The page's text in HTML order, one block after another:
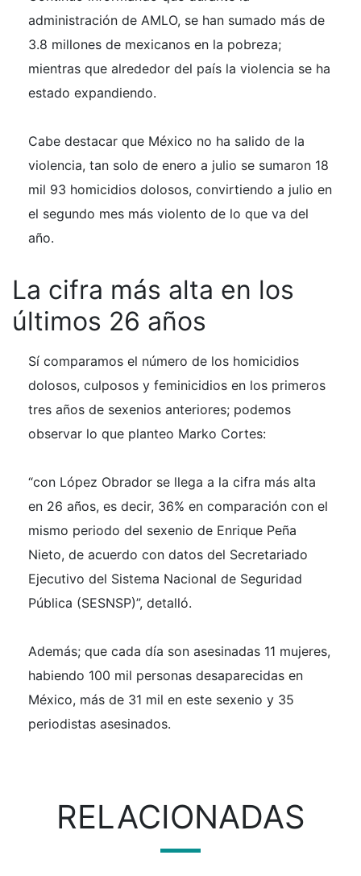
administración de AMLO, se han sumado más de
3.8 millones de mexicanos en la pobreza;
mientras que alrededor del país la violencia se ha
estado expandiendo.
Cabe destacar que México no ha salido de la
violencia, tan solo de enero a julio se sumaron 18
mil 93 homicidios dolosos, convirtiendo a julio en
el segundo mes más violento de lo que va del
año.
La cifra más alta en los
últimos 26 años
Sí comparamos el número de los homicidios
dolosos, culposos y feminicidios en los primeros
tres años de sexenios anteriores; podemos
observar lo que planteo Marko Cortes:
“con López Obrador se llega a la cifra más alta
en 26 años, es decir, 36% en comparación con el
mismo periodo del sexenio de Enrique Peña
Nieto, de acuerdo con datos del Secretariado
Ejecutivo del Sistema Nacional de Seguridad
Pública (SESNSP)”, detalló.
Además; que cada día son asesinadas 11 mujeres,
habiendo 100 mil personas desaparecidas en
México, más de 31 mil en este sexenio y 35
periodistas asesinados.
RELACIONADAS